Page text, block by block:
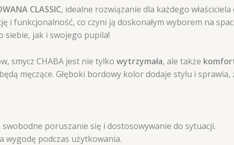
CLASSIC, idealne rozwiązanie dla każdego
i funkcjonalność, co czyni ją doskonałym wyborem na
siebie, jak i swojego pupila!
smycz CHABA jest nie tylko wytrzymała, ale także
męczące. Głęboki bordowy kolor dodaje stylu i
poruszanie się i dostosowywanie do sytuacji.
wygodę podczas użytkowania.